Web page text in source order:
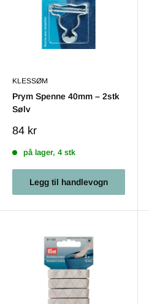
KLESSØM
Prym Spenne 40mm – 2stk
Sølv
Salgs
84 kr
på lager, 4 stk
Legg til handlevogn